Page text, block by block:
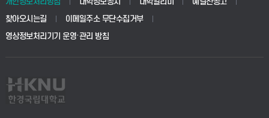
찾아오시는길
이메일주소 무단수집거부
영상정보처리기기 운영·관리 방침